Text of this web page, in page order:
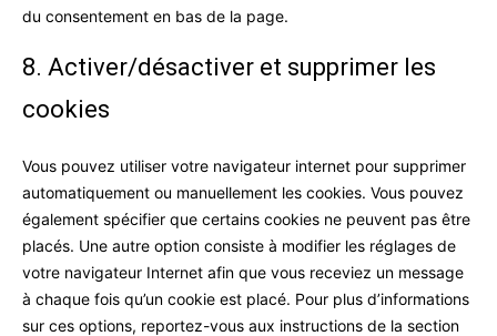
du consentement en bas de la page.
8. Activer/désactiver et supprimer les
cookies
Vous pouvez utiliser votre navigateur internet pour supprimer
automatiquement ou manuellement les cookies. Vous pouvez
également spécifier que certains cookies ne peuvent pas être
placés. Une autre option consiste à modifier les réglages de
votre navigateur Internet afin que vous receviez un message
à chaque fois qu’un cookie est placé. Pour plus d’informations
sur ces options, reportez-vous aux instructions de la section